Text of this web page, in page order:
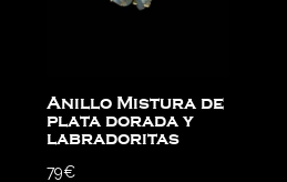
Anillo Mistura de
plata dorada y
labradoritas
79€